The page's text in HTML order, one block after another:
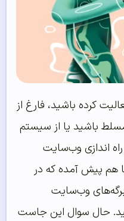
کرده باشید، فارغ از
باشید یا از سیستم
اندازی وب‌سایت
هم پیش آمده که در
وب‌سایت
حال سوال این جاست